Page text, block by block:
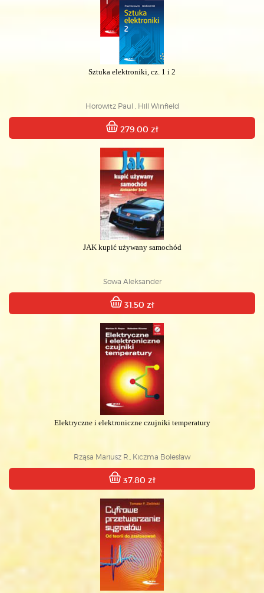
Sztuka elektroniki, cz. 1 i 2
Horowitz Paul , Hill Winfield
279.00 zł
JAK kupić używany samochód
Sowa Aleksander
31.50 zł
Elektryczne i elektroniczne czujniki temperatury
Rząsa Mariusz R., Kiczma Bolesław
37.80 zł